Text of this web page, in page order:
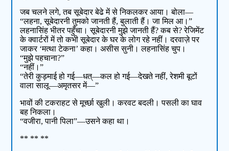
जब चलने लगे, तब सूबेदार बेढे में से निकलकर आया। बोला—
“लहना, सूबेदारनी तुमको जानती हैं, बुलाती हैं। जा मिल आ।”
लहनासिंह भीतर पहुँचा। सूबेदारनी मुझे जानती हैं? कब से? रेजिमेंट
के क्वार्टरों में तो कभी सूबेदार के घर के लोग रहे नहीं। दरवाज़े पर
जाकर ‘मत्था टेकना’ कहा। असीस सुनी। लहनासिंह चुप।
“मुझे पहचाना?”
“नहीं।”
“तेरी कुड़माई हो गई—धत्—कल हो गई—देखते नहीं, रेशमी बूटों
वाला सालू—अमृतसर में—”
भावों की टकराहट से मूर्च्छा खुली। करवट बदली। पसली का घाव
बह निकला।
“वजीरा, पानी पिला”—उसने कहा था।
** ** **